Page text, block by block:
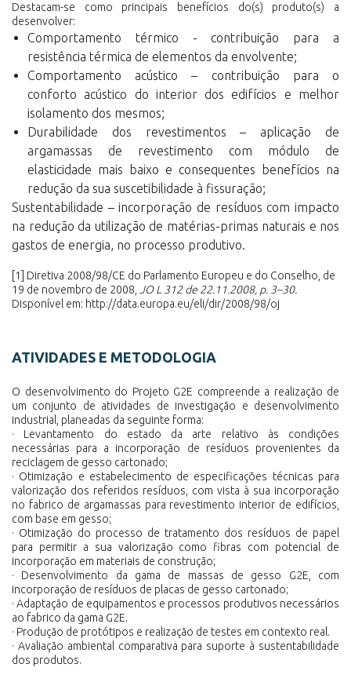
Destacam-se como principais benefícios do(s) produto(s) a
desenvolver:
Comportamento térmico - contribuição para a
resistência térmica de elementos da envolvente;
Comportamento acústico – contribuição para o
conforto acústico do interior dos edifícios e melhor
isolamento dos mesmos;
Durabilidade dos revestimentos – aplicação de
argamassas de revestimento com módulo de
elasticidade mais baixo e consequentes benefícios na
redução da sua suscetibilidade à fissuração;
Sustentabilidade – incorporação de resíduos com impacto
na redução da utilização de matérias-primas naturais e nos
gastos de energia, no processo produtivo.
[1]
Diretiva 2008/98/CE do Parlamento Europeu e do Conselho, de
19 de novembro de 2008,
JO L 312 de 22.11.2008, p. 3–30.
Disponível em: http://data.europa.eu/eli/dir/2008/98/oj
ATIVIDADES E METODOLOGIA
O desenvolvimento do Projeto G2E compreende a realização de
um conjunto de atividades de investigação e desenvolvimento
industrial, planeadas da seguinte forma:
· Levantamento do estado da arte relativo às condições
necessárias para a incorporação de resíduos provenientes da
reciclagem de gesso cartonado;
· Otimização e estabelecimento de especificações técnicas para
valorização dos referidos resíduos, com vista à sua incorporação
no fabrico de argamassas para revestimento interior de edifícios,
com base em gesso;
· Otimização do processo de tratamento dos resíduos de papel
para permitir a sua valorização como fibras com potencial de
incorporação em materiais de construção;
· Desenvolvimento da gama de massas de gesso G2E, com
incorporação de resíduos de placas de gesso cartonado;
· Adaptação de equipamentos e processos produtivos necessários
ao fabrico da gama G2E.
· Produção de protótipos e realização de testes em contexto real.
· Avaliação ambiental comparativa para suporte à sustentabilidade
dos produtos.